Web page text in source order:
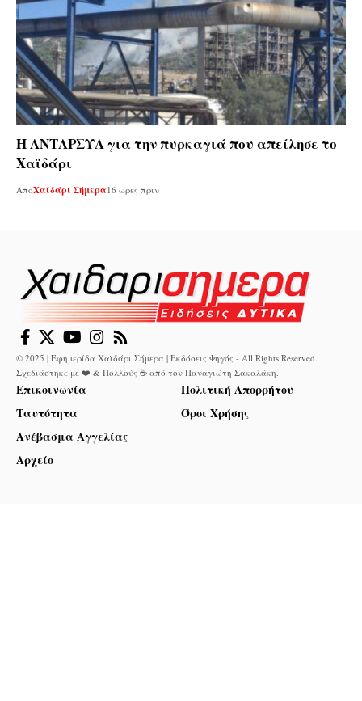
Η ΑΝΤΑΡΣΥΑ για την πυρκαγιά που απείλησε το
Χαϊδάρι
ΑπόΧαϊδάρι Σήμερα 16 ώρες πριν
© 2025 | Εφημερίδα Χαϊδάρι Σήμερα | Εκδόσεις Φηγός - All Rights Reserved.
Σχεδιάστηκε με ❤️ & Πολλούς ☕ από τον Παναγιώτη Σακαλάκη.
Επικοινωνία
Ταυτότητα
Ανέβασμα Αγγελίας
Αρχείο
Πολιτική Απορρήτου
Όροι Χρήσης